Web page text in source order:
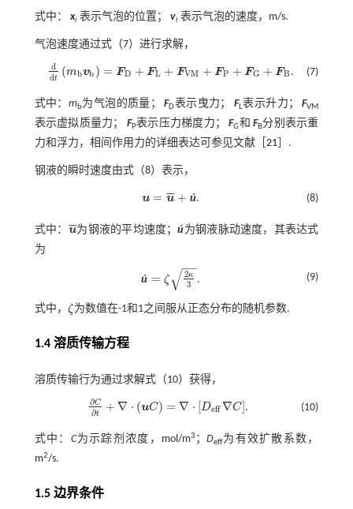
式中： xi表示气泡的位置； vi表示气泡的速度，m/s.
气泡速度通过式（7） 进行求解，
d
dt (mbvb ) = FD + FL + FVM + FP + FG + FB
ddt mbvb=FD +F L+FV M +FP+FG+FB . (7)
式中： mb为气泡的质量；FD表示曳力； FL表示升力；FVM
表示虚拟质量力； FP表示压力梯度力；FG和FB分别表示重
力和浮力，相间作用力的详细表达可参见文献［ 21］.
钢液的瞬时速度由式（8） 表示，
u = u
¯¯
¯ + ú
u= u¯ +ú . (8)
式中： u
¯¯
¯
u¯为钢液的平均速度；ú
ú为钢液脉动速度，其表达式
为
ú = ζ 2κ
3
−−
√
ú=ζ2 κ3 . (9)
式中， ζ
ζ 为数值在-1和1之间服从正态分布的随机参数.
1.4 溶质传输方程
溶质传输行为通过求解式（10） 获得，
∂C
∂t + ∇ ⋅ (uC) = ∇ ⋅ [Deff∇C]
∂C∂ + ∇ C=∇⋅ D ef ∇ . (10)
式中： C为示踪剂浓度，mol/m3 ； Deff为有效扩散系数，
m2/s.
1.5 边界条件